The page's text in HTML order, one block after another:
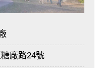
廠路24號